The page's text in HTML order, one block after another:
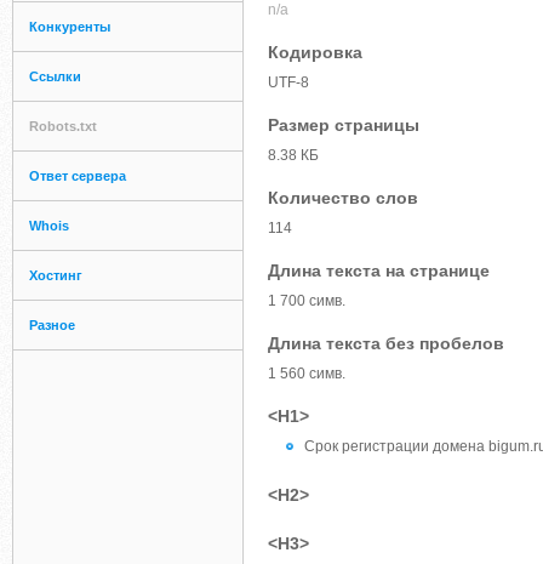
Конкуренты
Ссылки
Robots.txt
Ответ сервера
Whois
Хостинг
Разное
n/a
Кодировка
UTF-8
Размер страницы
8.38 КБ
Количество слов
114
Длина текста на странице
1 700 симв.
Длина текста без пробелов
1 560 симв.
<H1>
Срок регистрации домена
<H2>
<H3>